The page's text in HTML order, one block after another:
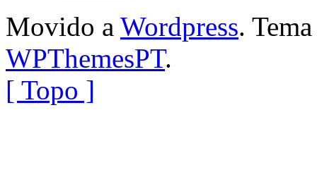
Movido a Wordpress.
WPThemesPT.
[ Topo ]